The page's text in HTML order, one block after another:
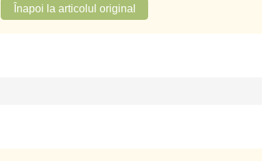
Înapoi la articolul original